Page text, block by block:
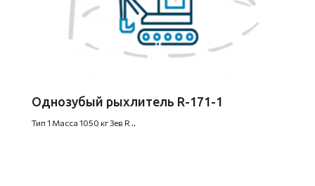
Однозубый рыхлитель R-171-1
Тип 1 Масса 1050 кг Зев R ..